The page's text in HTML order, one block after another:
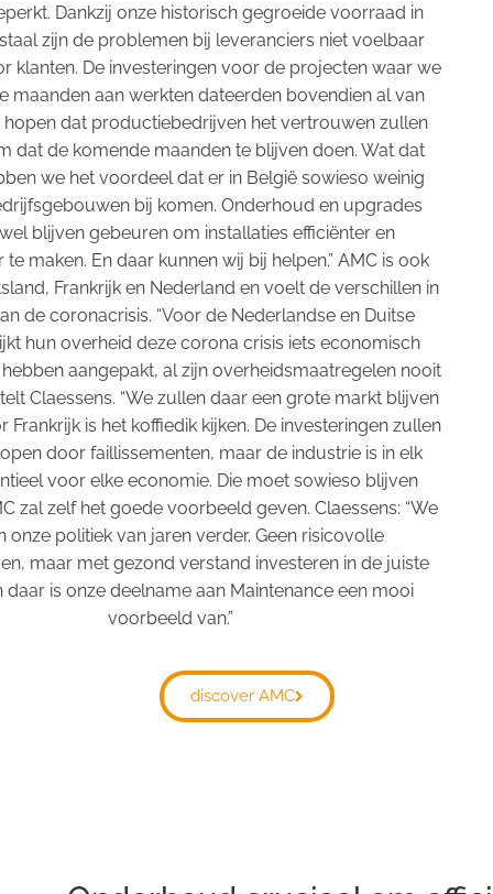
Dankzij onze historisch gegroeide voorraad in
zijn de problemen bij leveranciers niet voelbaar
klanten. De investeringen voor de projecten waar we
maanden aan werkten dateerden bovendien al van
hopen dat productiebedrijven het vertrouwen zullen
dat de komende maanden te blijven doen. Wat dat
we het voordeel dat er in België sowieso weinig
bij komen. Onderhoud en upgrades
blijven gebeuren om installaties efficiënter en
maken. En daar kunnen wij bij helpen.” AMC is ook
Frankrijk en Nederland en voelt de verschillen in
de coronacrisis. “Voor de Nederlandse en Duitse
hun overheid deze corona crisis iets economisch
aangepakt, al zijn overheidsmaatregelen nooit
Claessens. “We zullen daar een grote markt blijven
Frankrijk is het koffiedik kijken. De investeringen zullen
door faillissementen, maar de industrie is in elk
voor elke economie. Die moet sowieso blijven
zal zelf het goede voorbeeld geven. Claessens: “We
onze politiek van jaren verder. Geen risicovolle
maar met gezond verstand investeren in de juiste
daar is onze deelname aan Maintenance een mooi
voorbeeld van.”
discover AMC